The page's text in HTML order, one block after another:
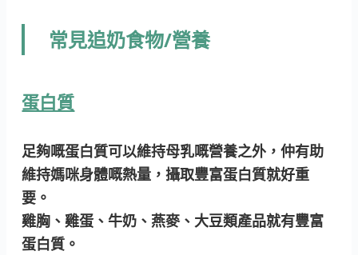
常見追奶食物/營養
蛋白質
足夠嘅蛋白質可以維持母乳嘅營養之外，仲有助
維持媽咪身體嘅熱量，攝取豐富蛋白質就好重
要。
雞胸、雞蛋、牛奶、燕麥、大豆類產品就有豐富
蛋白質。